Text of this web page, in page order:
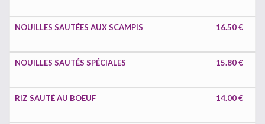
NOUILLES SAUTÉES AUX SCAMPIS 16.50 €
NOUILLES SAUTÉS SPÉCIALES 15.80 €
RIZ SAUTÉ AU BOEUF 14.00 €